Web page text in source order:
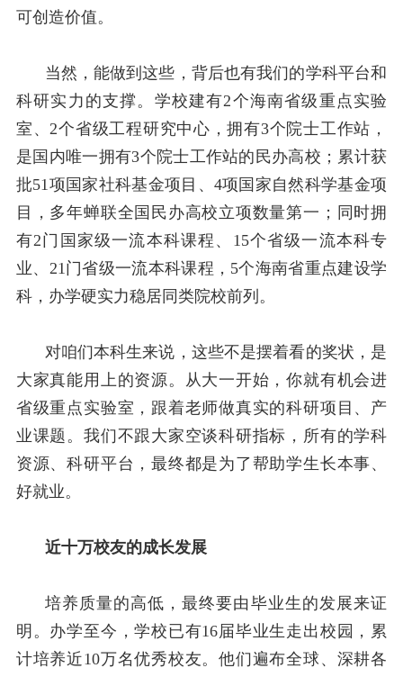
可创造价值。
当然，能做到这些，背后也有我们的学科平台和
科研实力的支撑。学校建有2个海南省级重点实验
室、2个省级工程研究中心，拥有3个院士工作站，
是国内唯一拥有3个院士工作站的民办高校；累计获
批51项国家社科基金项目、 4项国家自然科学基金项
目，多年蝉联全国民办高校立项数量第一；同时拥
有2门国家级一流本科课程、 15个省级一流本科专
业、 21门省级一流本科课程， 5个海南省重点建设学
科，办学硬实力稳居同类院校前列。
对咱们本科生来说，这些不是摆着看的奖状，是
大家真能用上的资源。从大一开始，你就有机会进
省级重点实验室，跟着老师做真实的科研项目、产
业课题。我们不跟大家空谈科研指标，所有的学科
资源、科研平台，最终都是为了帮助学生长本事、
好就业。
近十万校友的成长发展
培养质量的高低，最终要由毕业生的发展来证
明。办学至今，学校已有16届毕业生走出校园，累
计培养近10万名优秀校友。他们遍布全球、深耕各